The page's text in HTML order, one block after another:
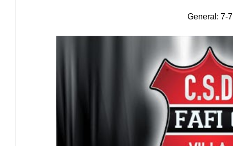
General: 7-7